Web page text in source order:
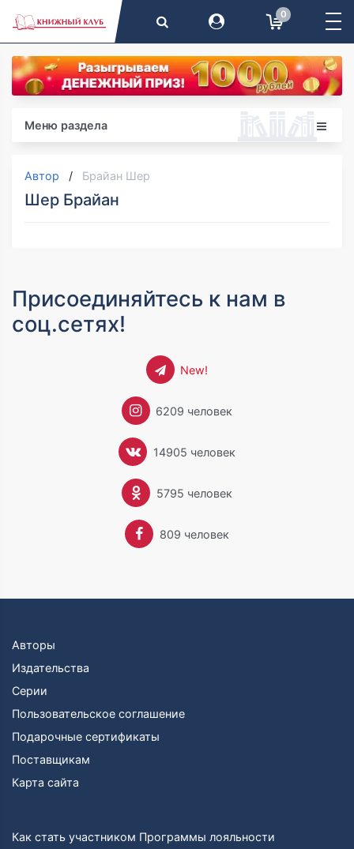
0
Меню раздела
Автор Брайан Шер
Шер Брайан
Присоединяйтесь к нам в
соц.сетях!
New!
6209 человек
14905 человек
5795 человек
809 человек
Авторы
Издательства
Серии
Пользовательское соглашение
Подарочные сертификаты
Поставщикам
Карта сайта
Как стать участником Программы лояльности